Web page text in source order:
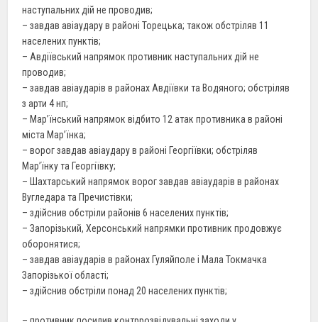
наступальних дій не проводив;
– завдав авіаудару в районі Торецька; також обстріляв 11
населених пунктів;
– Авдіївський напрямок противник наступальних дій не
проводив;
– завдав авіаударів в районах Авдіївки та Водяного; обстріляв
з арти 4 нп;
– Мар’їнський напрямок відбито 12 атак противника в районі
міста Мар’їнка;
– ворог завдав авіаудару в районі Георгіївки; обстріляв
Мар’їнку та Георгіївку;
– Шахтарський напрямок ворог завдав авіаударів в районах
Вугледара та Пречистівки;
– здійснив обстріли районів 6 населених пунктів;
– Запорізький, Херсонський напрямки противник продовжує
оборонятися;
– завдав авіаударів в районах Гуляйполе і Мала Токмачка
Запорізької області;
– здійснив обстріли понад 20 населених пунктів;